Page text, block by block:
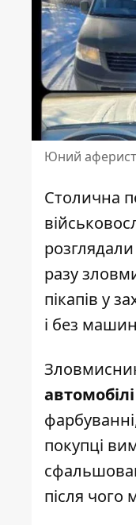
Юний аферист
Столична
разу
пікапів у
і без
покупці
після